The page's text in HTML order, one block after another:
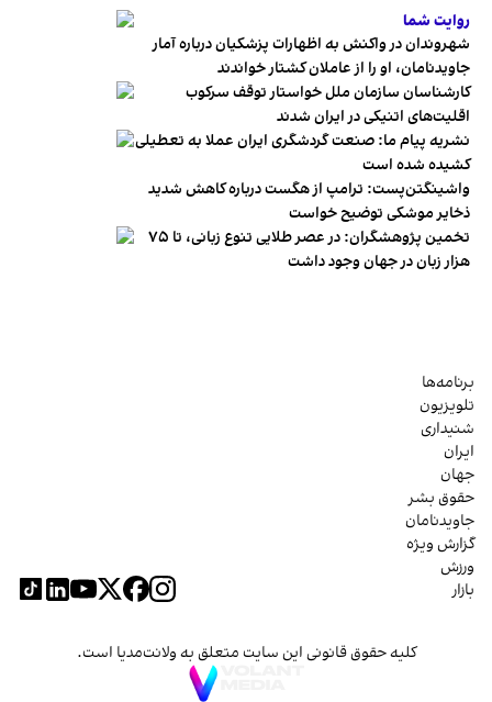
روایت شما
شهروندان در واکنش به اظهارات پزشکیان درباره آمار
جاویدنامان، او را از عاملان کشتار خواندند
کارشناسان سازمان ملل خواستار توقف سرکوب
اقلیت‌های اتنیکی در ایران شدند
نشریه پیام ما: صنعت گردشگری ایران عملا به تعطیلی
کشیده شده است
واشینگتن‌پست: ترامپ از هگست درباره کاهش شدید
ذخایر موشکی توضیح خواست
تخمین پژوهشگران: در عصر طلایی تنوع زبانی، تا ۷۵
هزار زبان در جهان وجود داشت
برنامه‌ها
تلویزیون
شنیداری
ایران
جهان
حقوق بشر
جاویدنامان
گزارش ویژه
ورزش
بازار
کلیه حقوق قانونی این سایت متعلق به ولانت‌مدیا است.